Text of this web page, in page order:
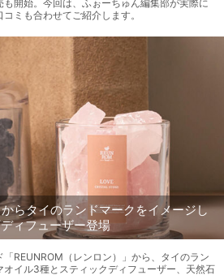
開始。今回は、ふぉーちゅん編集部が実際に
ミも合わせてご紹介します。
らタイのランドマークをイメージし
ィフューザー登場
REUNROM（レンロン）」から、タイのラン
オイル3種とスティックディフューザー、天然石